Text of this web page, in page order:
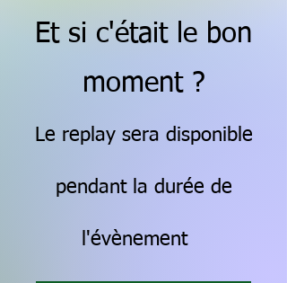
Et si c'était le bon
moment ?
Le replay sera disponible
pendant la durée de
l'évènement